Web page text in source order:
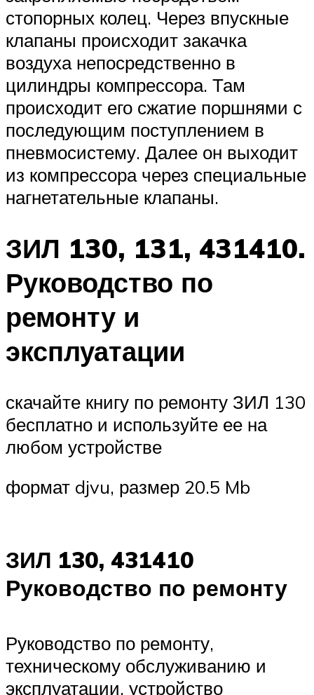
стопорных колец. Через впускные
клапаны происходит закачка
воздуха непосредственно в
цилиндры компрессора. Там
происходит его сжатие поршнями с
последующим поступлением в
пневмосистему. Далее он выходит
из компрессора через специальные
нагнетательные клапаны.
ЗИЛ 130, 131, 431410.
Руководство по
ремонту и
эксплуатации
скачайте книгу по ремонту ЗИЛ 130
бесплатно и используйте ее на
любом устройстве
формат djvu, размер 20.5 Mb
ЗИЛ 130, 431410
Руководство по ремонту
Руководство по ремонту,
техническому обслуживанию и
эксплуатации, устройство